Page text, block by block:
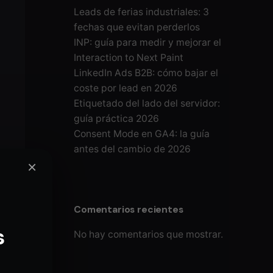
Leads de ferias industriales: 3
fechas que evitan perderlos
INP: guía para medir y mejorar el
Interaction to Next Paint
LinkedIn Ads B2B: cómo bajar el
coste por lead en 2026
Etiquetado del lado del servidor:
guía práctica 2026
Consent Mode en GA4: la guía
antes del cambio de 2026
Comentarios recientes
No hay comentarios que mostrar.
×